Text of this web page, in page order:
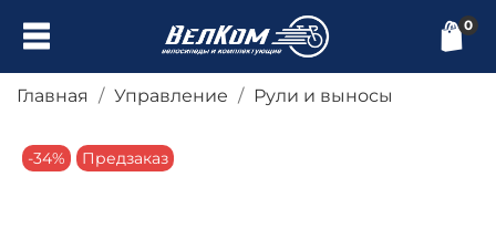
0
Главная Управление Рули и выносы
-34% Предзаказ